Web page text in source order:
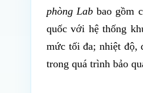
phòng Lab bao gồm
quốc với hệ thống
mức tối đa; nhiệt độ,
trong quá trình bảo